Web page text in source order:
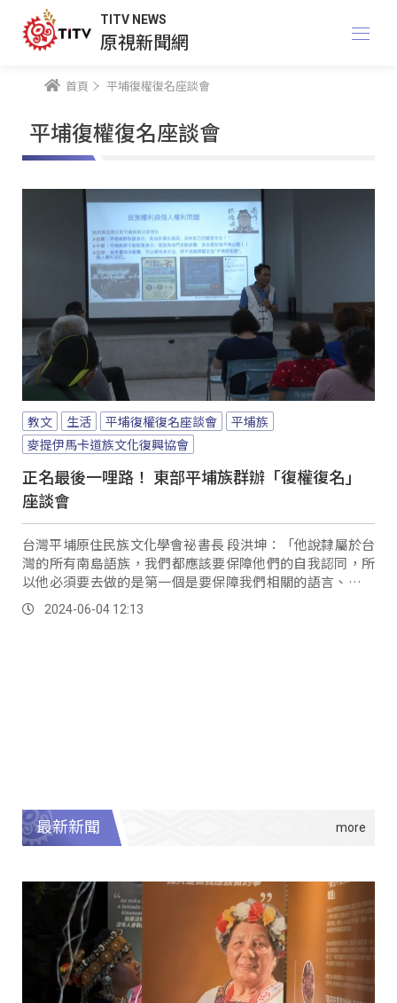
TITV NEWS
原視新聞網
首頁 平埔復權復名座談會
平埔復權復名座談會
教文 生活 平埔復權復名座談會
平埔族
麥提伊馬卡道族文化復興協會
正名最後一哩路！ 東部平埔族群辦「復權復名」
座談會
台灣平埔原住民族文化學會祕書長 段洪坤：「他說隸屬於台
灣的所有南島語族，我們都應該要保障他們的自我認同，所
以他必須要去做的是第一個是要保障我們相關的語言、文化
認同；第二個是什麼？這是主文，所以我們不要看主文而
已，你還看大法官釋憲裡面的理由跟說明。
2024-06-04 12:13
最新新聞